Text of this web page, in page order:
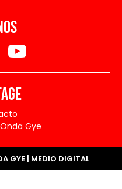
Gye
GYE | MEDIO DIGITAL